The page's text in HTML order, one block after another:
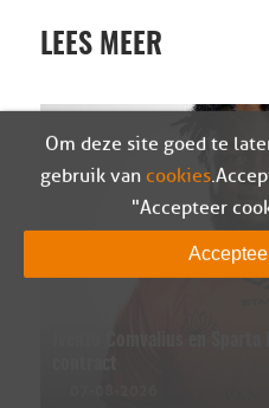
LEES MEER
Om deze site goed te
gebruik van cookies.
"Accepteer